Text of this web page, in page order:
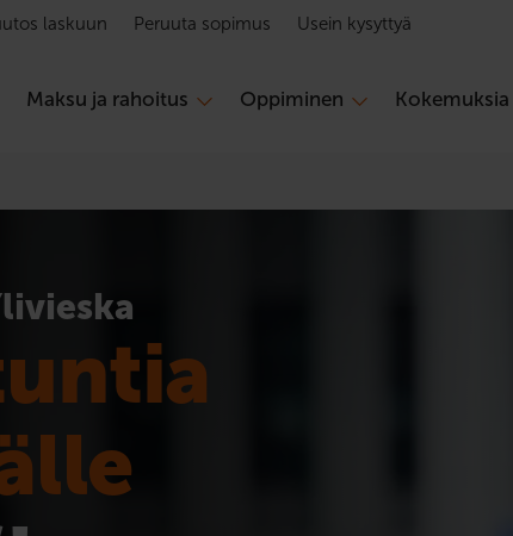
Maksu ja rahoitus Oppiminen Kokemuksia
laskuun Peruuta sopimus Usein kysyttyä